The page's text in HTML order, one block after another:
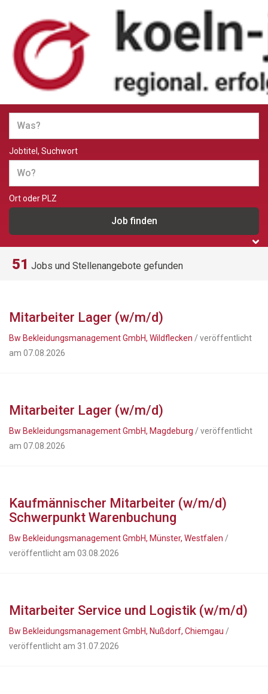
Jobs und Stellenangebote in
Köln
Jobtitel, Suchwort
Ort oder PLZ
51 Jobs und Stellenangebote gefunden
Mitarbeiter Lager (w/m/d)
Bw Bekleidungsmanagement GmbH, Wildflecken / veröffentlicht
am 07.08.2026
Mitarbeiter Lager (w/m/d)
Bw Bekleidungsmanagement GmbH, Magdeburg / veröffentlicht
am 07.08.2026
Kaufmännischer Mitarbeiter (w/m/d)
Schwerpunkt Warenbuchung
Bw Bekleidungsmanagement GmbH, Münster, Westfalen /
veröffentlicht am 03.08.2026
Mitarbeiter Service und Logistik (w/m/d)
Bw Bekleidungsmanagement GmbH, Nußdorf, Chiemgau /
veröffentlicht am 31.07.2026